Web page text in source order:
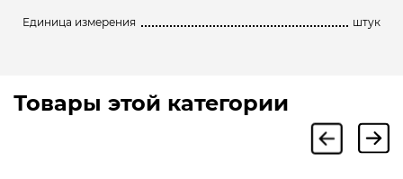
Единица измерения штук
Товары этой категории